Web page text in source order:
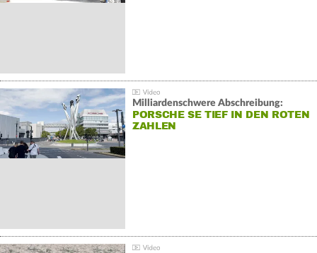
Milliardenschwere Abschreibung:
PORSCHE SE TIEF IN DEN ROTEN
ZAHLEN